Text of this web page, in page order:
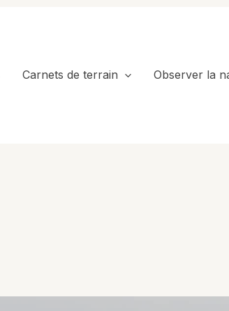
Carnets de terrain Observer la